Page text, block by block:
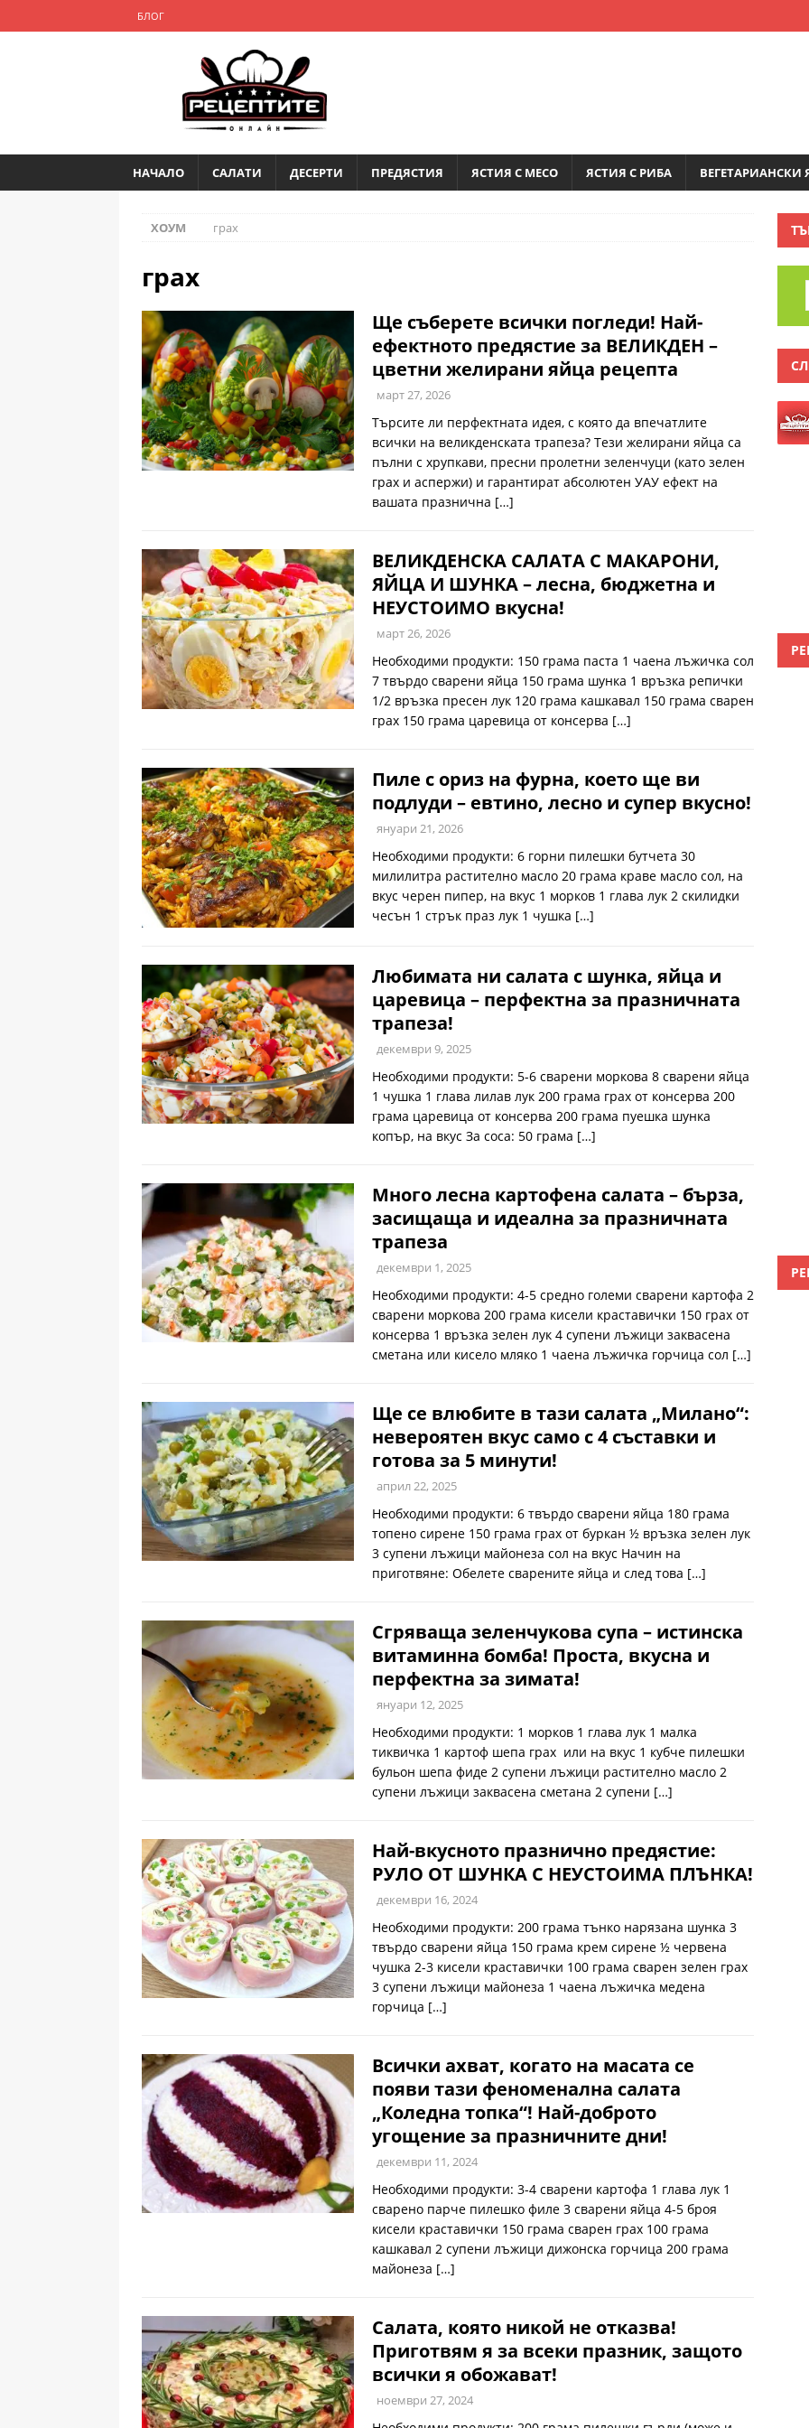
БЛОГ
НАЧАЛО САЛАТИ ДЕСЕРТИ ПРЕДЯСТИЯ ЯСТИЯ С МЕСО ЯСТИЯ С РИБА ВЕГЕТАРИАНСКИ
ХОУМ грах
грах
Ще съберете всички погледи! Най-
ефектното предястие за ВЕЛИКДЕН –
цветни желирани яйца рецепта
март 27, 2026
Търсите ли перфектната идея, с която да впечатлите
всички на великденската трапеза? Тези желирани яйца са
пълни с хрупкави, пресни пролетни зеленчуци (като зелен
грах и аспержи) и гарантират абсолютен УАУ ефект на
вашата празнична […]
ВЕЛИКДЕНСКА САЛАТА С МАКАРОНИ,
ЯЙЦА И ШУНКА – лесна, бюджетна и
НЕУСТОИМО вкусна!
март 26, 2026
Необходими продукти: 150 грама паста 1 чаена лъжичка сол
7 твърдо сварени яйца 150 грама шунка 1 връзка репички
1/2 връзка пресен лук 120 грама кашкавал 150 грама сварен
грах 150 грама царевица от консерва […]
Пиле с ориз на фурна, което ще ви
подлуди – евтино, лесно и супер вкусно!
януари 21, 2026
Необходими продукти: 6 горни пилешки бутчета 30
милилитра растително масло 20 грама краве масло сол, на
вкус черен пипер, на вкус 1 морков 1 глава лук 2 скилидки
чесън 1 стрък праз лук 1 чушка […]
Любимата ни салата с шунка, яйца и
царевица – перфектна за празничната
трапеза!
декември 9, 2025
Необходими продукти: 5-6 сварени моркова 8 сварени яйца
1 чушка 1 глава лилав лук 200 грама грах от консерва 200
грама царевица от консерва 200 грама пуешка шунка
копър, на вкус За соса: 50 грама […]
Много лесна картофена салата – бърза,
засищаща и идеална за празничната
трапеза
декември 1, 2025
Необходими продукти: 4-5 средно големи сварени картофа 2
сварени моркова 200 грама кисели краставички 150 грах от
консерва 1 връзка зелен лук 4 супени лъжици заквасена
сметана или кисело мляко 1 чаена лъжичка горчица сол […]
Ще се влюбите в тази салата „Милано“:
невероятен вкус само с 4 съставки и
готова за 5 минути!
април 22, 2025
Необходими продукти: 6 твърдо сварени яйца 180 грама
топено сирене 150 грама грах от буркан ½ връзка зелен лук
3 супени лъжици майонеза сол на вкус Начин на
приготвяне: Обелете сварените яйца и след това […]
Сгряваща зеленчукова супа – истинска
витаминна бомба! Проста, вкусна и
перфектна за зимата!
януари 12, 2025
Необходими продукти: 1 морков 1 глава лук 1 малка
тиквичка 1 картоф шепа грах или на вкус 1 кубче пилешки
бульон шепа фиде 2 супени лъжици растително масло 2
супени лъжици заквасена сметана 2 супени […]
Най-вкусното празнично предястие:
РУЛО ОТ ШУНКА С НЕУСТОИМА ПЛЪНКА!
декември 16, 2024
Необходими продукти: 200 грама тънко нарязана шунка 3
твърдо сварени яйца 150 грама крем сирене ½ червена
чушка 2-3 кисели краставички 100 грама сварен зелен грах
3 супени лъжици майонеза 1 чаена лъжичка медена
горчица […]
Всички ахват, когато на масата се
появи тази феноменална салата
„Коледна топка“! Най-доброто
угощение за празничните дни!
декември 11, 2024
Необходими продукти: 3-4 сварени картофа 1 глава лук 1
сварено парче пилешко филе 3 сварени яйца 4-5 броя
кисели краставички 150 грама сварен грах 100 грама
кашкавал 2 супени лъжици дижонска горчица 200 грама
майонеза […]
Салата, която никой не отказва!
Приготвям я за всеки празник, защото
всички я обожават!
ноември 27, 2024